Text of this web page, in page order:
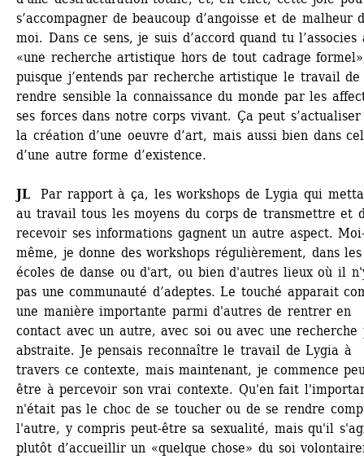
s’accompagner de beaucoup d’angoisse et de malheur
moi. Dans ce sens, je suis d’accord quand tu l’associes
«une recherche artistique hors de tout cadrage
puisque j’entends par recherche artistique le travail de
rendre sensible la connaissance du monde par les
ses forces dans notre corps vivant. Ça peut s’actualiser
la création d’une oeuvre d’art, mais aussi bien dans
d’une autre forme d’existence.
JL Par rapport à ça, les workshops de Lygia qui
au travail tous les moyens du corps de transmettre et
recevoir ses informations gagnent un autre aspect.
même, je donne des workshops régulièrement, dans les
écoles de danse ou d'art, ou bien d'autres lieux où il
pas une communauté d’adeptes. Le touché apparait
une manière importante parmi d'autres de rentrer en
contact avec un autre, avec soi ou avec une recherche
abstraite. Je pensais reconnaître le travail de Lygia à
travers ce contexte, mais maintenant, je commence
être à percevoir son vrai contexte. Qu'en fait
n'était pas le choc de se toucher ou de se rendre
l'autre, y compris peut-être sa sexualité, mais qu'il
plutôt d’accueillir un «quelque chose» du soi